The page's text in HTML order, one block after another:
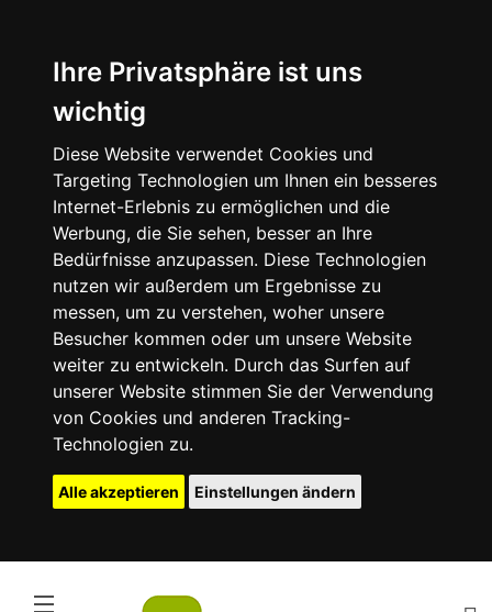
Ihre Privatsphäre ist uns
wichtig
Diese Website verwendet Cookies und
Targeting Technologien um Ihnen ein besseres
Internet-Erlebnis zu ermöglichen und die
Werbung, die Sie sehen, besser an Ihre
Bedürfnisse anzupassen. Diese Technologien
nutzen wir außerdem um Ergebnisse zu
messen, um zu verstehen, woher unsere
Besucher kommen oder um unsere Website
weiter zu entwickeln. Durch das Surfen auf
unserer Website stimmen Sie der Verwendung
von Cookies und anderen Tracking-
Technologien zu.
Alle akzeptieren Einstellungen ändern